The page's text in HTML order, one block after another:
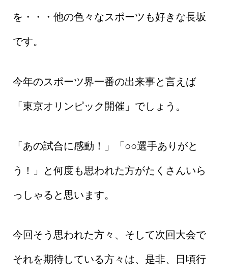
を・・・他の色々なスポーツも好きな長坂
です。
今年のスポーツ界一番の出来事と言えば
「東京オリンピック開催」でしょう。
「あの試合に感動！」「○○選手ありがと
う！」と何度も思われた方がたくさんいら
っしゃると思います。
今回そう思われた方々、そして次回大会で
それを期待している方々は、是非、日頃行